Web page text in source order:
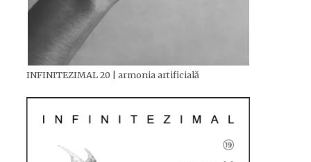
INFINITEZIMAL 20 | armonia artificială